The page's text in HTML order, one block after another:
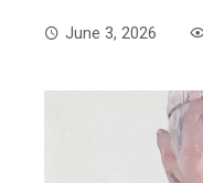
June 3, 2026